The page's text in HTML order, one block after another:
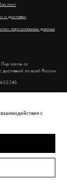
плит
и доставки
персональных данных
плиты от
доставкой по всей России.
Люберцы, улица 8
с